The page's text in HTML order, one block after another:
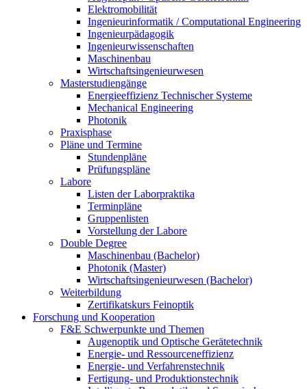
Elektromobilität
Ingenieurinformatik / Computational Engineering
Ingenieurpädagogik
Ingenieurwissenschaften
Maschinenbau
Wirtschaftsingenieurwesen
Masterstudiengänge
Energieeffizienz Technischer Systeme
Mechanical Engineering
Photonik
Praxisphase
Pläne und Termine
Stundenpläne
Prüfungspläne
Labore
Listen der Laborpraktika
Terminpläne
Gruppenlisten
Vorstellung der Labore
Double Degree
Maschinenbau (Bachelor)
Photonik (Master)
Wirtschaftsingenieurwesen (Bachelor)
Weiterbildung
Zertifikatskurs Feinoptik
Forschung und Kooperation
F&E Schwerpunkte und Themen
Augenoptik und Optische Gerätetechnik
Energie- und Ressourceneffizienz
Energie- und Verfahrenstechnik
Fertigung- und Produktionstechnik